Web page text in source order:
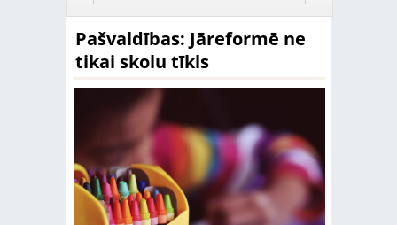
Pašvaldības: Jāreformē ne
tikai skolu tīkls